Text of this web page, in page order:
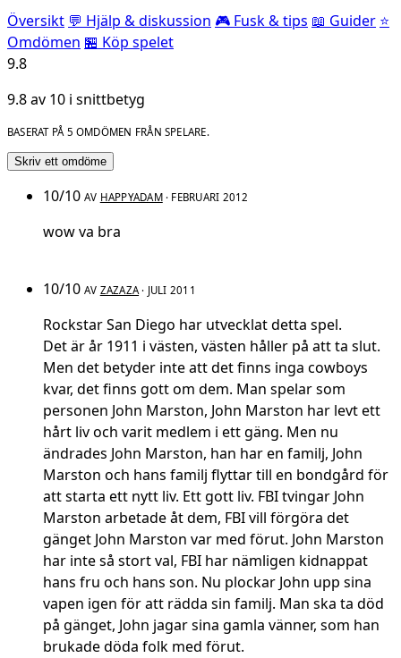
Översikt 💬 Hjälp & diskussion 🎮 Fusk & tips 📖 Guider ⭐
Omdömen 🏪 Köp spelet
9.8
9.8 av 10 i snittbetyg
BASERAT PÅ 5 OMDÖMEN FRÅN SPELARE.
Skriv ett omdöme
10/10 AV HAPPYADAM· FEBRUARI 2012
wow va bra
10/10 AV ZAZAZA· JULI 2011
Rockstar San Diego har utvecklat detta spel.
Det är år 1911 i västen, västen håller på att ta slut.
Men det betyder inte att det finns inga cowboys
kvar, det finns gott om dem. Man spelar som
personen John Marston, John Marston har levt ett
hårt liv och varit medlem i ett gäng. Men nu
ändrades John Marston, han har en familj, John
Marston och hans familj flyttar till en bondgård för
att starta ett nytt liv. Ett gott liv. FBI tvingar John
Marston arbetade åt dem, FBI vill förgöra det
gänget John Marston var med förut. John Marston
har inte så stort val, FBI har nämligen kidnappat
hans fru och hans son. Nu plockar John upp sina
vapen igen för att rädda sin familj. Man ska ta död
på gänget, John jagar sina gamla vänner, som han
brukade döda folk med förut.